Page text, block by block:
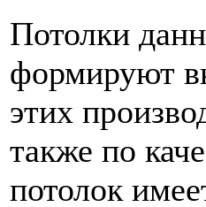
Потолки
формируют
этих
также по
потолок